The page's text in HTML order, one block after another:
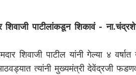
पाटीलांकडून शिकावं -
शिवाजी पाटील यांनी गेल्या ४
त्यांनी मुख्यमंत्री देवेंद्रजी